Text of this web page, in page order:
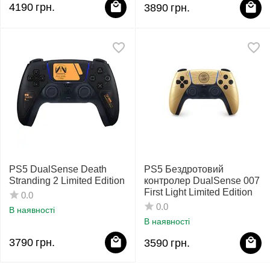
4190 грн. 3890 грн.
PS5 DualSense Death
Stranding 2 Limited Edition
0.0
В наявності
3790 грн.
PS5 Бездротовий
контролер DualSense 007
First Light Limited Edition
0.0
В наявності
3590 грн.